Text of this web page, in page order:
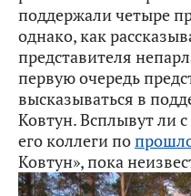
поддержали четыре
однако, как
представителя
первую очередь
высказываться в
Ковтун. Всплывут ли
его коллеги по
Ковтун», пока